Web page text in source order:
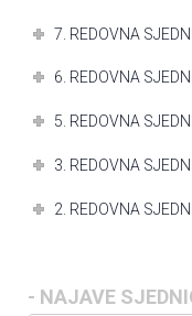
7. REDOVNA
6. REDOVNA
5. REDOVNA
3. REDOVNA
2. REDOVNA
- NAJAVE